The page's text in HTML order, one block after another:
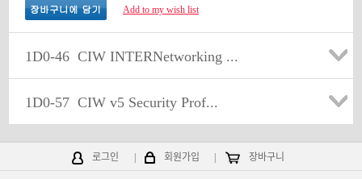
Add to my wish list
1D0-46 CIW INTERNetworking ...
1D0-57 CIW v5 Security Prof...
로그인 회원가입 장바구니